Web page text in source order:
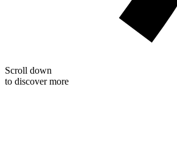
Scroll down
to discover more